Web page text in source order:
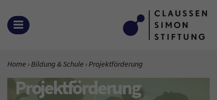
Zum Inhalt springen
MENÜ ÖFFNEN
SIE BEFINDEN SICH HIER:
Home Bildung & Schule Aktuelle Seite:
Projektförderung
Projektförderung